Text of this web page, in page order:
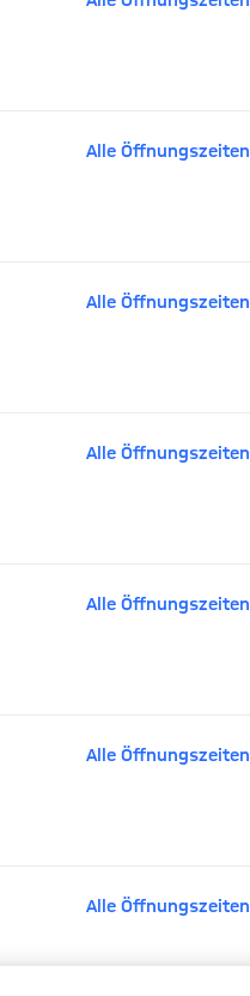
Alle Öffnungszeiten
Alle Öffnungszeiten
Alle Öffnungszeiten
Alle Öffnungszeiten
Alle Öffnungszeiten
Alle Öffnungszeiten